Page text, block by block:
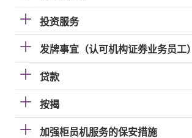
投资服务
发牌事宜（认可机构证券业务员工）
贷款
按揭
加强柜员机服务的保安措施